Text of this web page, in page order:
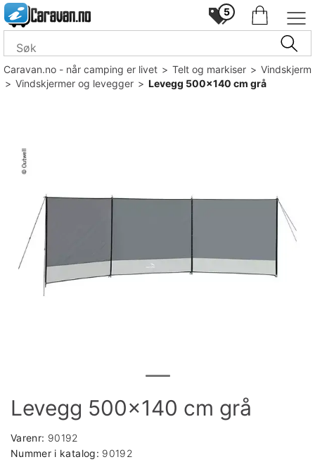
5
Caravan.no - når camping er livet>Telt og markiser>Vindskjerm
>Vindskjermer og levegger>Levegg 500x140 cm grå
Levegg 500x140 cm grå
Varenr: 90192
Nummer i katalog: 90192